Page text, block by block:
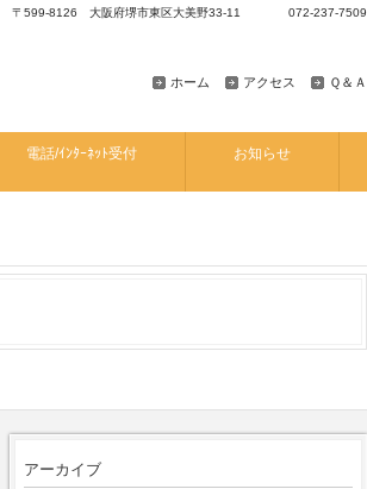
〒599-8126 大阪府堺市東区大美野33-11 072-237-7509
ホーム アクセス Ｑ＆Ａ
電話/ｲﾝﾀｰﾈｯﾄ受付 お知らせ
アーカイブ